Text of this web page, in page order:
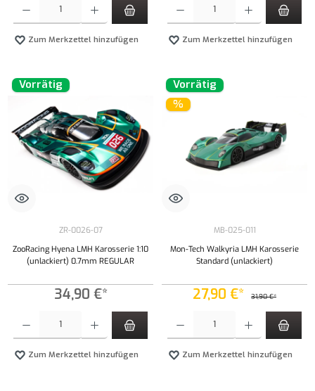
Zum Merkzettel hinzufügen Zum Merkzettel hinzufügen
Vorrätig
ZR-0026-07
ZooRacing Hyena LMH Karosserie 1:10
(unlackiert) 0.7mm REGULAR
34,90 €*
Zum Merkzettel hinzufügen
Vorrätig
%
MB-025-011
Mon-Tech Walkyria LMH Karosserie
Standard (unlackiert)
27,90 €* 31,90 €*
Zum Merkzettel hinzufügen